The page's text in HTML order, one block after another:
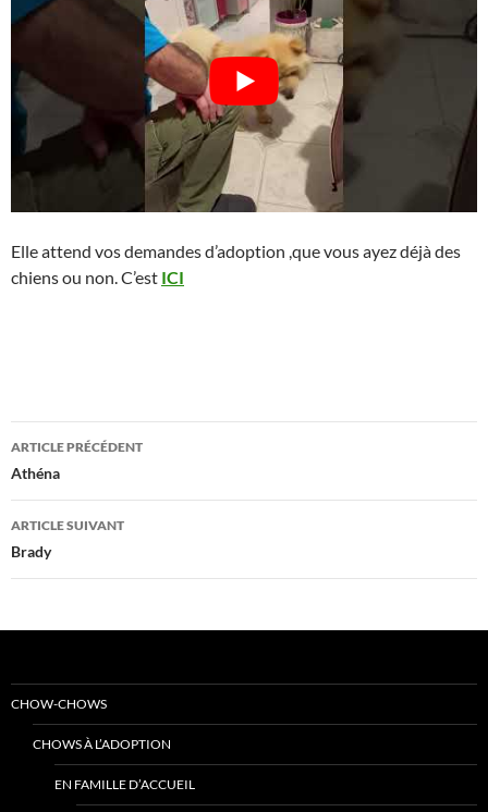
Elle attend vos demandes d’adoption ,que vous ayez déjà des
chiens ou non. C’est ICI
Navigation
des
articles
ARTICLE PRÉCÉDENT
Athéna
ARTICLE SUIVANT
Brady
CHOW-CHOWS
CHOWS À L’ADOPTION
EN FAMILLE D’ACCUEIL